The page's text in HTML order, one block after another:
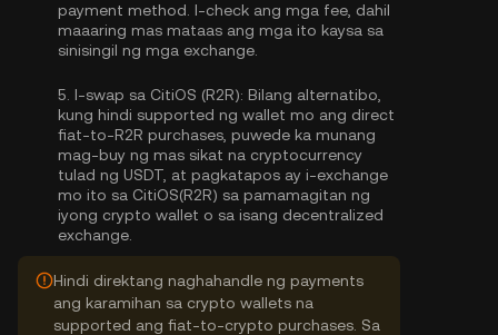
payment method. I-check ang mga fee, dahil
maaaring mas mataas ang mga ito kaysa sa
sinisingil ng mga exchange.
5. I-swap sa CitiOS (R2R): Bilang alternatibo,
kung hindi supported ng wallet mo ang direct
fiat-to-R2R purchases, puwede ka munang
mag-buy ng mas sikat na cryptocurrency
tulad ng USDT, at pagkatapos ay i-exchange
mo ito sa CitiOS(R2R) sa pamamagitan ng
iyong crypto wallet o sa isang decentralized
exchange.
Hindi direktang naghahandle ng payments
ang karamihan sa crypto wallets na
supported ang fiat-to-crypto purchases. Sa